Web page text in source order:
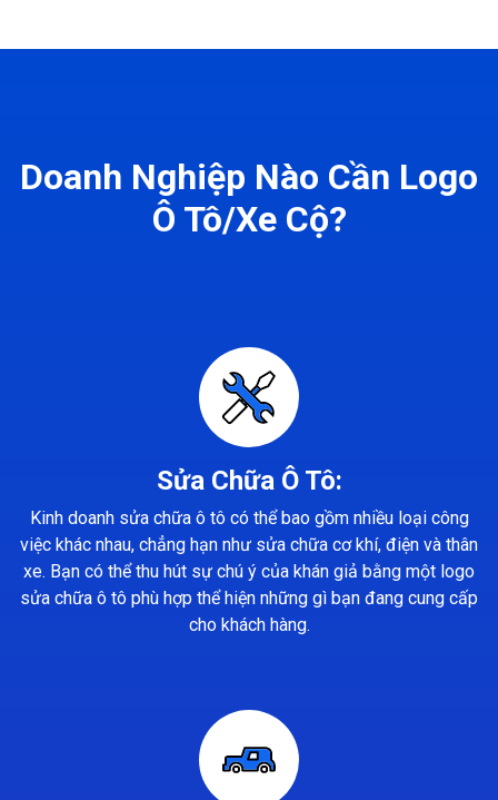
Doanh Nghiệp Nào Cần Logo
Ô Tô/Xe Cộ?
Sửa Chữa Ô Tô:
Kinh doanh sửa chữa ô tô có thể bao gồm nhiều loại công
việc khác nhau, chẳng hạn như sửa chữa cơ khí, điện và thân
xe. Bạn có thể thu hút sự chú ý của khán giả bằng một logo
sửa chữa ô tô phù hợp thể hiện những gì bạn đang cung cấp
cho khách hàng.